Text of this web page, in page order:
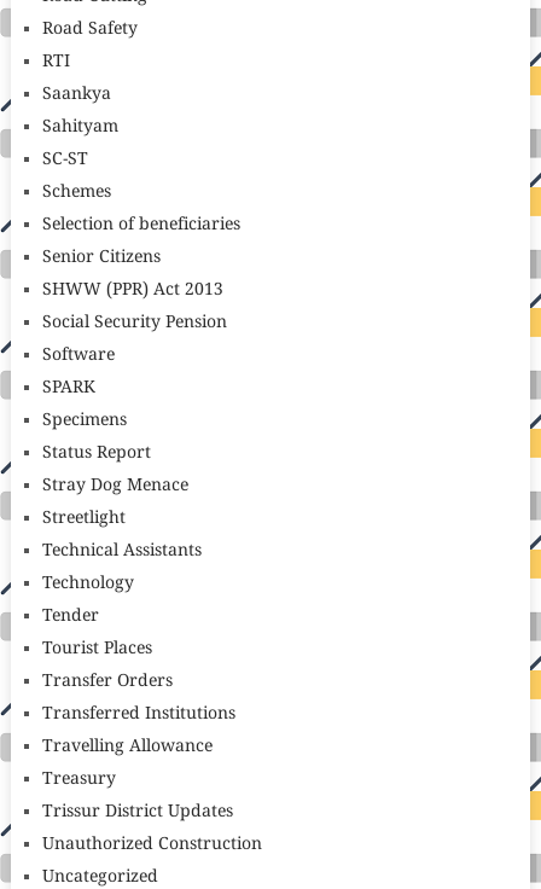
Road Safety
RTI
Saankya
Sahityam
SC-ST
Schemes
Selection of beneficiaries
Senior Citizens
SHWW (PPR) Act 2013
Social Security Pension
Software
SPARK
Specimens
Status Report
Stray Dog Menace
Streetlight
Technical Assistants
Technology
Tender
Tourist Places
Transfer Orders
Transferred Institutions
Travelling Allowance
Treasury
Trissur District Updates
Unauthorized Construction
Uncategorized